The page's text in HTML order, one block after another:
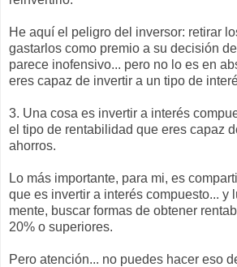
He aquí el peligro del inversor: retirar
gastarlos como premio a su decisión
parece inofensivo... pero no lo es en
eres capaz de invertir a un tipo de
3. Una cosa es invertir a interés
el tipo de rentabilidad que eres capaz
ahorros.
Lo más importante, para mi, es
que es invertir a interés compuesto... y
mente, buscar formas de obtener
20% o superiores.
Pero atención... no puedes hacer eso